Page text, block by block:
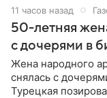
11 часов назад
50-летняя
с дочерями в
Жена народного
снялась с
Турецкая